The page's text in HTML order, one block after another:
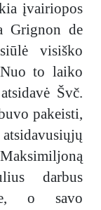
įvairiopos
Grignon de
visiško
to laiko
Švč.
pakeisti,
darbus
o savo